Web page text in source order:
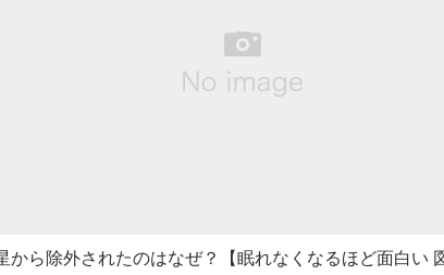
から除外されたのはなぜ？【眠れなくなるほど面白い